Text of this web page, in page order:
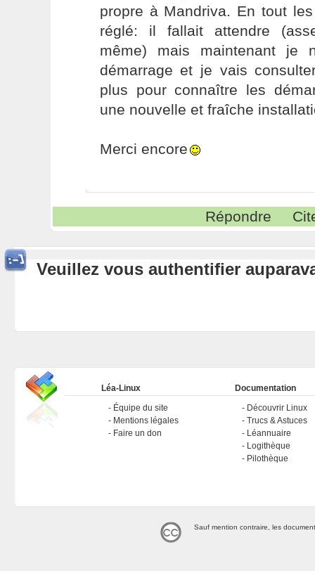
propre à Mandriva. En tout
réglé: il fallait attendre
même) mais maintenant je
démarrage et je vais
plus pour connaître les
une nouvelle et fraîche
Merci encore
Répondre
Veuillez vous authentifier
Léa-Linux
Équipe du site
Mentions légales
Faire un don
Documentation
Découvrir Linux
Trucs & Astuces
Léannuaire
Logithèque
Pilothèque
Sauf mention contraire, les